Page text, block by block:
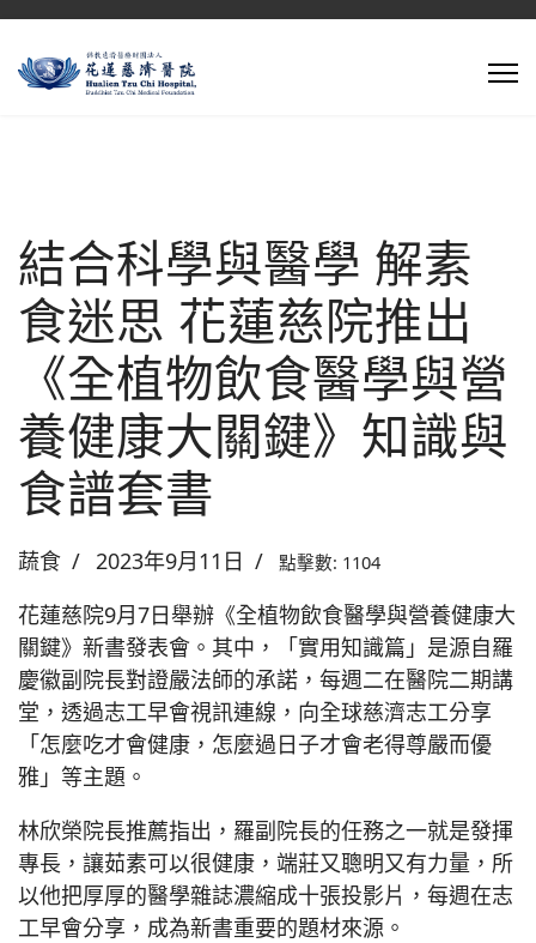
結合科學與醫學 解素
食迷思 花蓮慈院推出
《全植物飲食醫學與營
養健康大關鍵》知識與
食譜套書
蔬食 2023年9月11日 點擊數: 1104
花蓮慈院9月7日舉辦《全植物飲食醫學與營養健康大
關鍵》新書發表會。其中，「實用知識篇」是源自羅
慶徽副院長對證嚴法師的承諾，每週二在醫院二期講
堂，透過志工早會視訊連線，向全球慈濟志工分享
「怎麼吃才會健康，怎麼過日子才會老得尊嚴而優
雅」等主題。
林欣榮院長推薦指出，羅副院長的任務之一就是發揮
專長，讓茹素可以很健康，端莊又聰明又有力量，所
以他把厚厚的醫學雜誌濃縮成十張投影片，每週在志
工早會分享，成為新書重要的題材來源。